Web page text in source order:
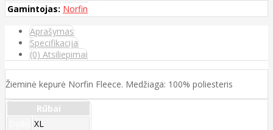
Gamintojas: Norfin
Aprašymas
Specifikacija
(0) Atsiliepimai
Žieminė kepurė Norfin Fleece. Medžiaga: 100% poliesteris
Rūbai
XL